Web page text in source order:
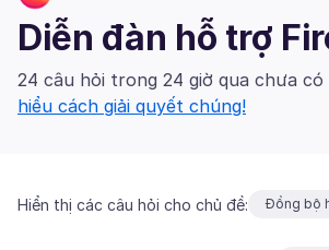
Diễn đàn hỗ trợ
24 câu hỏi trong 24 giờ qua chưa
hiểu cách giải quyết chúng!
Hiển thị các câu hỏi cho chủ đề: Đồng bộ